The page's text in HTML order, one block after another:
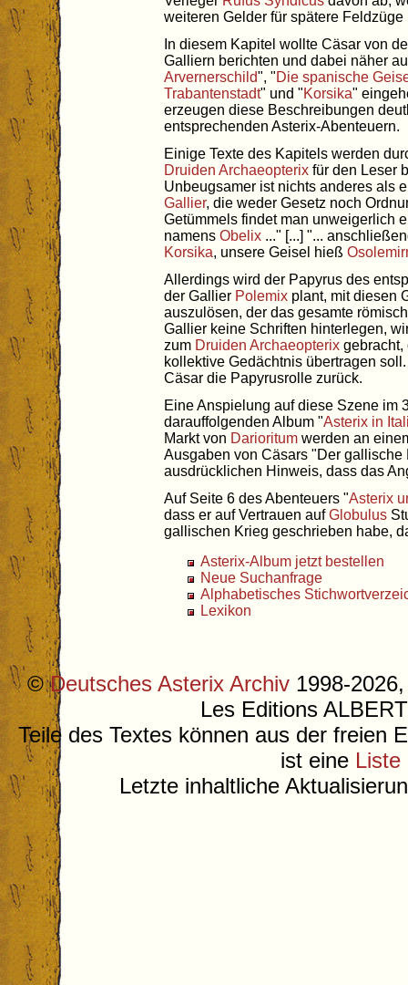
weiteren Gelder für spätere
In diesem Kapitel wollte Cäsar von
Galliern berichten und dabei näher
Arvernerschild", "Die spanische
Trabantenstadt" und "Korsika"
erzeugen diese Beschreibungen
entsprechenden Asterix-Abenteuern.
Einige Texte des Kapitels werden
Druiden Archaeopterix für den Leser
Unbeugsamer ist nichts anderes als
Gallier, die weder Gesetz noch
Getümmels findet man unweigerlich
namens Obelix ..." [...] "...
Korsika, unsere Geisel hieß
Allerdings wird der Papyrus des
der Gallier Polemix plant, mit diesen
auszulösen, der das gesamte
Gallier keine Schriften hinterlegen,
zum Druiden Archaeopterix gebracht,
kollektive Gedächtnis übertragen
Cäsar die Papyrusrolle zurück.
Eine Anspielung auf diese Szene im
darauffolgenden Album "Asterix in
Markt von Darioritum werden an
Ausgaben von Cäsars "Der gallische
ausdrücklichen Hinweis, dass das
Auf Seite 6 des Abenteuers "Asterix
dass er auf Vertrauen aufGlobulus
gallischen Krieg geschrieben habe,
Asterix-Album jetzt bestellen
Neue Suchanfrage
Alphabetisches
Lexikon
©Deutsches Asterix Archiv 1998-
Les Editions
Teile des Textes können aus der freien
ist eine Liste
Letzte inhaltliche